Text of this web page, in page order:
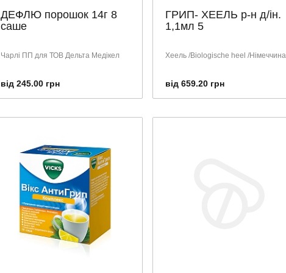
ДЕФЛЮ порошок 14г 8
саше
Чарлі ПП для ТОВ Дельта Медікел
від 245.00 грн
ГРИП- ХЕЕЛЬ р-н д/ін.
1,1мл 5
Хеель /Biologische heel /Німеччина
від 659.20 грн